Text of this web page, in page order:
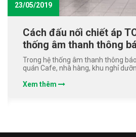
23/05/2019
Cách đấu nối chiết áp
thống âm thanh thông
Trong hệ thống âm thanh thông
quán Cafe, nhà hàng, khu nghỉ
rất nhiều tiện ích. Nó giúp tăng
Xem thêm